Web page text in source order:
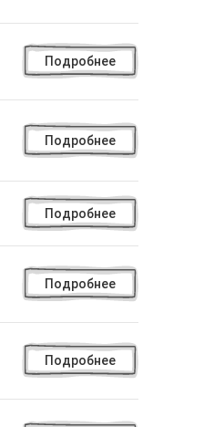
Подробнее
Подробнее
Подробнее
Подробнее
Подробнее